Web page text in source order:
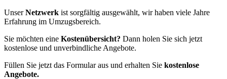
UnserNetzwerk ist sorgfältig ausgewählt, wir haben viele Jahre
Erfahrung im Umzugsbereich.
Sie möchten eine Kostenübersicht? Dann holen Sie sich jetzt
kostenlose und unverbindliche Angebote.
Füllen Sie jetzt das Formular aus und erhalten Sie kostenlose
Angebote.